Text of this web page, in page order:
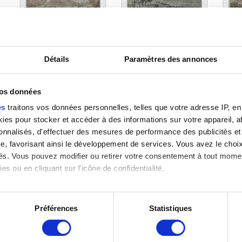
Détails Paramètres des annonces
données
traitons vos données personnelles, telles que votre adresse IP,
pour stocker et accéder à des informations sur votre appareil,
d'effectuer des mesures de performance des publicités
favorisant ainsi le développement de services. Vous avez le
Vous pouvez modifier ou retirer votre consentement à tout
ou en cliquant sur l'icône de confidentialité.
également :
sur votre localisation géographique qui peuvent être précises à
Préférences Statistiques
Jacob Cats
berger et troupeau
Jacob
Plaine ondulée, avec villages,
Troupeau passant près d'un